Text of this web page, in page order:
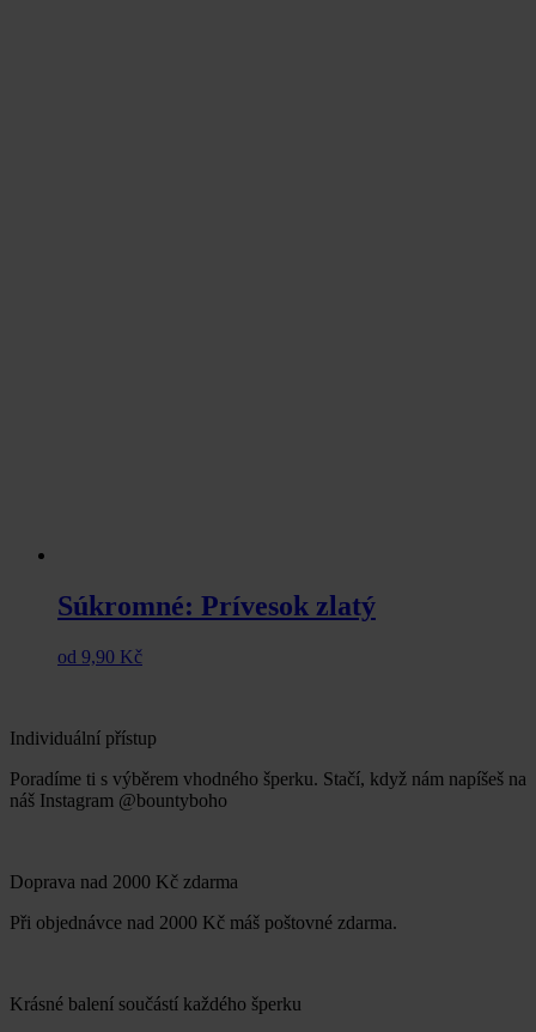
Súkromné: Prívesok zlatý
od 9,90 Kč
Individuální přístup
Poradíme ti s výběrem vhodného šperku. Stačí, když nám napíšeš na
náš Instagram @bountyboho
Doprava nad 2000 Kč zdarma
Při objednávce nad 2000 Kč máš poštovné zdarma.
Krásné balení součástí každého šperku